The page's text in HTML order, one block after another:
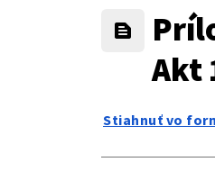
Akt
Stiahnuť vo